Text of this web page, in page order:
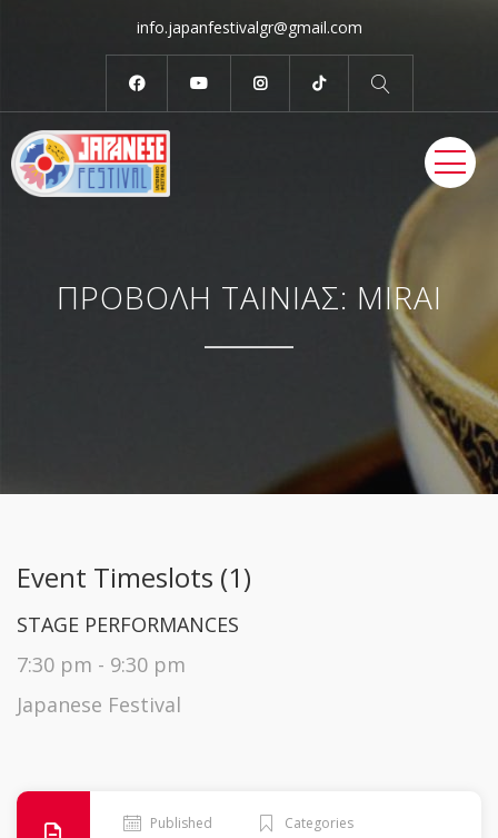
info.japanfestivalgr@gmail.com
ΠΡΟΒΟΛΗ ΤΑΙΝΙΑΣ: MIRAI
Event Timeslots (1)
STAGE PERFORMANCES
7:30 pm - 9:30 pm
Japanese Festival
Published
Categories